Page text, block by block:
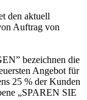
den aktuell
Auftrag von
bezeichnen die
Angebot für
25 % der Kunden
„SPAREN SIE